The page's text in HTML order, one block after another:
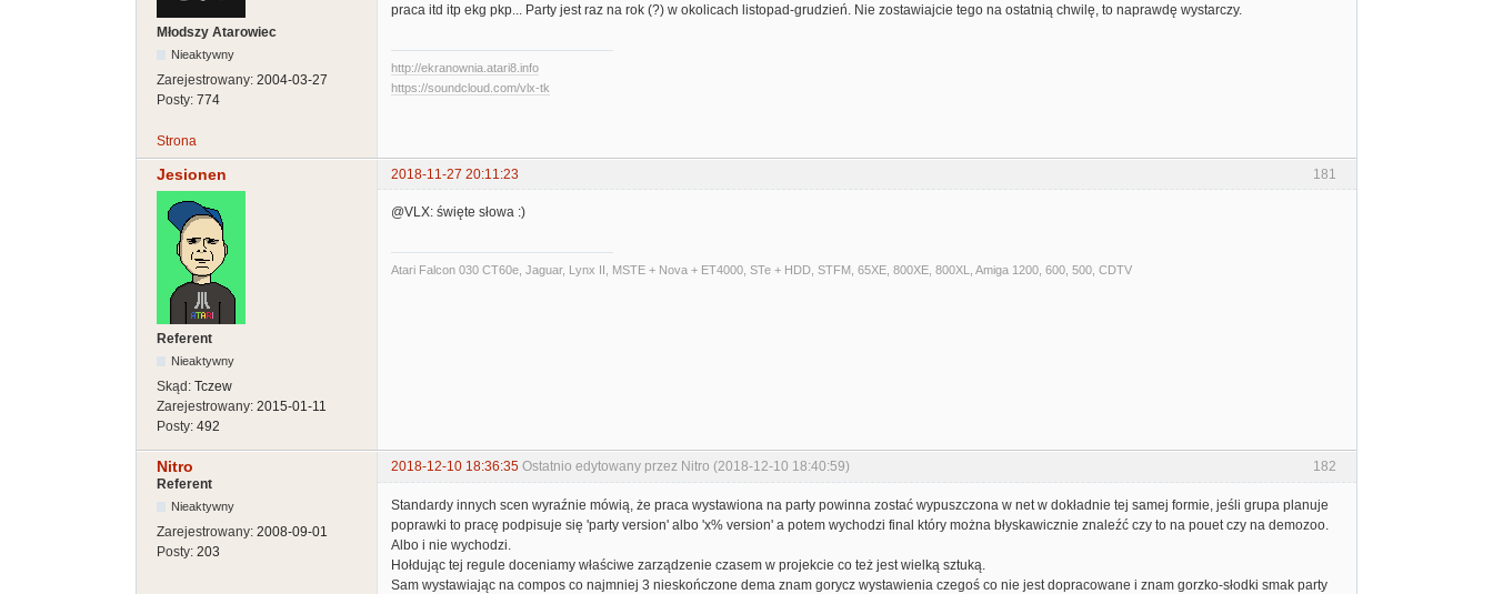
Młodszy Atarowiec
Nieaktywny
Zarejestrowany: 2004-03-27
Posty: 774
praca itd itp ekg pkp... Party jest raz na rok (?) w okolicach listopad-grudzień. Nie zostawiajcie tego na ostatnią chwilę, to naprawdę wystarczy.
http://ekranownia.atari8.info
https://soundcloud.com/vlx-tk
Strona
181
Jesionen 2018-11-27 20:11:23
Referent
Nieaktywny
Skąd: Tczew
Zarejestrowany: 2015-01-11
Posty: 492
@VLX: święte słowa :)
Atari Falcon 030 CT60e, Jaguar, Lynx II, MSTE + Nova + ET4000, STe + HDD, STFM, 65XE, 800XE, 800XL, Amiga 1200, 600, 500, CDTV
182
Nitro 2018-12-10 18:36:35 Ostatnio edytowany przez Nitro (2018-12-10 18:40:59)
Referent
Nieaktywny
Zarejestrowany: 2008-09-01
Posty: 203
Standardy innych scen wyraźnie mówią, że praca wystawiona na party powinna zostać wypuszczona w net w dokładnie tej samej formie, jeśli grupa planuje
poprawki to pracę podpisuje się 'party version' albo 'x% version' a potem wychodzi final który można błyskawicznie znaleźć czy to na pouet czy na demozoo.
Albo i nie wychodzi.
Hołdując tej regule doceniamy właściwe zarządzenie czasem w projekcie co też jest wielką sztuką.
Sam wystawiając na compos co najmniej 3 nieskończone dema znam gorycz wystawienia czegoś co nie jest dopracowane i znam gorzko-słodki smak party